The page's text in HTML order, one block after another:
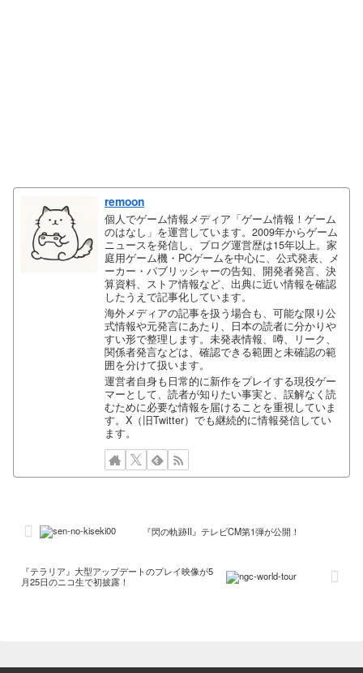
remoon
個人でゲーム情報メディア「ゲーム情報！ゲーム
のはなし」を運営しています。2009年からゲーム
ニュースを発信し、ブログ運営歴は15年以上。家
庭用ゲーム機・PCゲームを中心に、公式発表、メ
ーカー・パブリッシャーの告知、開発者発言、決
算資料、ストア情報など、出典に近い情報を確認
したうえで記事化しています。
海外メディアの記事を扱う場合も、可能な限り公
式情報や元発言にあたり、日本の読者に分かりや
すい形で整理します。未発表情報、噂、リーク、
関係者発言などは、確認できる範囲と未確認の範
囲を分けて扱います。
運営者自身も日常的に新作をプレイする現役ゲー
マーとして、読者が知りたい事実と、誤解なく読
むために必要な情報を届けることを重視していま
す。X（旧Twitter）でも継続的に情報発信してい
ます。
『閃の軌跡II』テレビCM第1弾が公開！
『テラリア』大型アップデートのプレイ映像が5
月25日のニコ生で初披露！